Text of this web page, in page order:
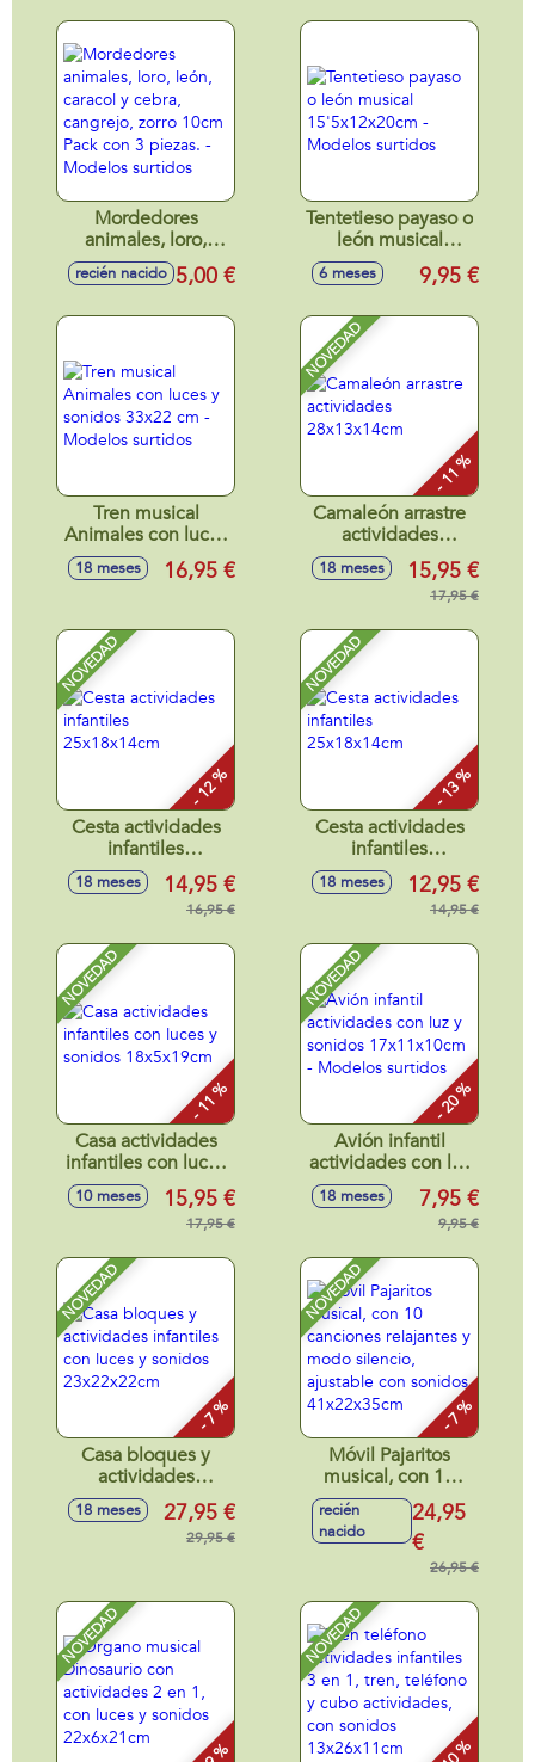
Mordedores
animales, loro,
león, caracol y
cebra, cangrejo,
recién nacido 5,00 €
Tentetieso payaso o
león musical
15'5x12x20cm -
Modelos surtidos
6 meses 9,95 €
Tren musical
Animales con luces
y sonidos 33x22
cm - Modelos
18 meses 16,95 €
NOVEDAD
- 11 %
Camaleón arrastre
actividades
28x13x14cm
18 meses 15,95 €
17,95 €
NOVEDAD
- 12 %
Cesta actividades
infantiles
25x18x14cm
18 meses 14,95 €
16,95 €
NOVEDAD
- 13 %
Cesta actividades
infantiles
25x18x14cm
18 meses 12,95 €
14,95 €
NOVEDAD
- 11 %
Casa actividades
infantiles con luces
y sonidos
18x5x19cm
10 meses 15,95 €
17,95 €
NOVEDAD
- 20 %
Avión infantil
actividades con luz
y sonidos
17x11x10cm -
Modelos surtidos
18 meses 7,95 €
9,95 €
NOVEDAD
- 7 %
Casa bloques y
actividades
infantiles con luces
y sonidos
23x22x22cm
18 meses 27,95 €
29,95 €
NOVEDAD
- 7 %
Móvil Pajaritos
musical, con 10
canciones
relajantes y modo
silencio, ajustable
con sonidos
recién
nacido
24,95
€
26,95 €
NOVEDAD NOVEDAD